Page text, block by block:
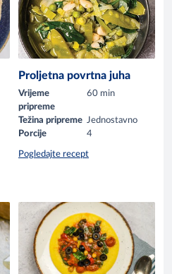
Proljetna povrtna juha
Vrijeme
pripreme
60 min
Težina pripreme Jednostavno
Porcije
4
Pogledajte recept